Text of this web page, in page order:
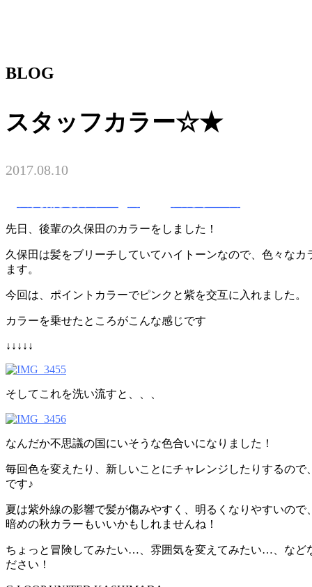
BLOG
スタッフカラー☆★
2017.08.10
先日、後輩の久保田のカラーをしました！
久保田は髪をブリーチしていてハイトーンなので、色々なカ
ます。
今回は、ポイントカラーでピンクと紫を交互に入れました。
カラーを乗せたところがこんな感じです
↓↓↓↓↓
そしてこれを洗い流すと、、、
なんだか不思議の国にいそうな色合いになりました！
毎回色を変えたり、新しいことにチャレンジしたりするので
です♪
夏は紫外線の影響で髪が傷みやすく、明るくなりやすいので
暗めの秋カラーもいいかもしれませんね！
ちょっと冒険してみたい…、雰囲気を変えてみたい…、など
ださい！